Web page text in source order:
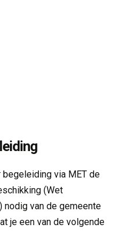
begeleiding via MET de
(Wet
nodig van de gemeente
je een van de volgende